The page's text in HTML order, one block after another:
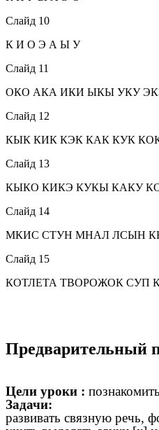
Слайд 10
К И О Э А Ы У
Слайд 11
ОКО АКА ИКИ ЫКЫ УКУ
Слайд 12
КЫК КИК КЭК КАК КУК
Слайд 13
КЫКО КИКЭ КУКЫ КАКУ
Слайд 14
МКИС СТУН МНАЛ ЛСЫН
Слайд 15
КОТЛЕТА ТВОРОЖОК СУП
Предварительный
Цели уроки :
Задачи:
развивать связную речь,